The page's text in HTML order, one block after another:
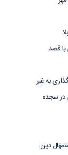
قصد
به غیر
در سجده
دین